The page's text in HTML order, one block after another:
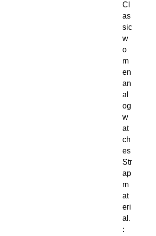
Cl
as
sic
w
o
m
en
an
al
og
w
at
ch
es
Str
ap
m
at
eri
al.
: